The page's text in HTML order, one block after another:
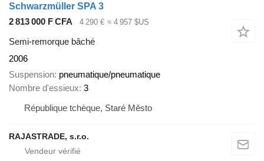
Schwarzmüller SPA 3
2 813 000 F CFA
4 290 € ≈ 4 957 $US
Semi-remorque bâché
2006
Suspension pneumatique/pneumatique
Nombre d'essieux 3
République tchèque, Staré Město
RAJASTRADE, s.r.o.